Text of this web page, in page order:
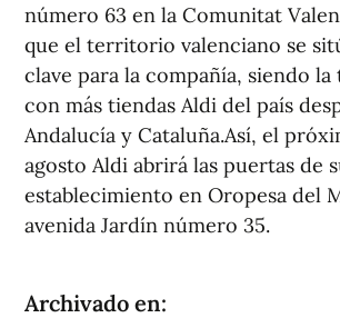
número 63 en la Comunitat
que el territorio valenciano se
clave para la compañía, siendo
con más tiendas Aldi del país
Andalucía y Cataluña.Así, el
agosto Aldi abrirá las puertas de
establecimiento en Oropesa del
avenida Jardín número 35.
Archivado en: